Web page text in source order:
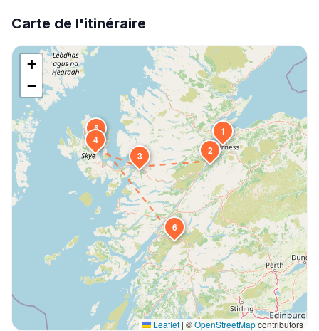
Carte de l'itinéraire
1
2
3
4
5
6
+
−
Leaflet | ©OpenStreetMapcontributors